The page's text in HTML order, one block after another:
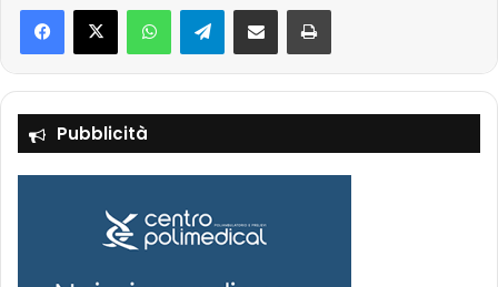
Telegram
Pubblicità